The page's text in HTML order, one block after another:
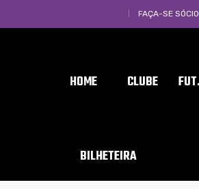
FAÇA-SE SÓCIO
HOME CLUBE
BILHETEIRA